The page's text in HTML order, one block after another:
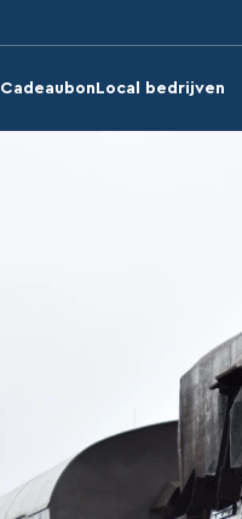
Cadeaubon Local bedrijven